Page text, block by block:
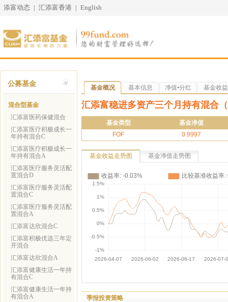
添富动态 | 汇添富香港 | English
公募基金
混合型基金
汇添富医药保健混合
汇添富医疗积极成长一
年持有混合C
汇添富医疗积极成长一
年持有混合A
汇添富医疗服务灵活配
置混合D
汇添富医疗服务灵活配
置混合C
汇添富医疗服务灵活配
置混合A
汇添富达欣混合C
汇添富积极优选三年定
开混合
汇添富达欣混合A
汇添富健康生活一年持
有混合C
汇添富健康生活一年持
有混合A
基金概况 基本信息 净值•分红 基金收益
汇添富稳进多资产三个月持有混合
基金类型
基金净值
FOF
0.9997
基金收益走势图 基金净值走势图
季报投资策略